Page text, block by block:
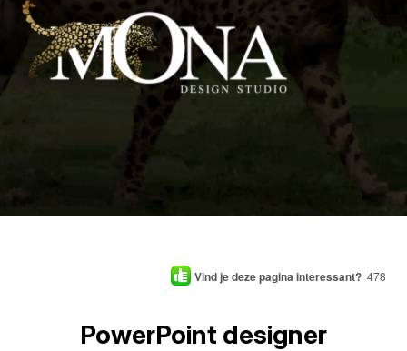
Vind je deze pagina interessant? 478
PowerPoint designer